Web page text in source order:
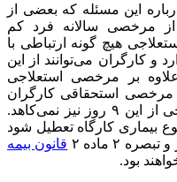
این مسئله که بعضی از
از مرخصی سالانه فرد کم
هیچ گونه ارتباطی با
و کارگران می‌توانند از این
علاوه بر مرخصی استعلاجی
ضمن اینکه ۹ روز از مرخصی استحقاقی کارگران
قابل ذخیره است و مرخصی استعلاجی از این ۹ روز نیز نمی‌کاهد.
بیماری کارگاه تعطیل شود
قانون بیمه
بود.